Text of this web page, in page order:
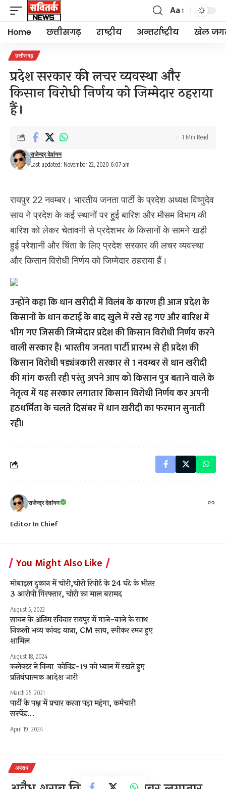
Font
Resizer
Aa
Home छत्तीसगढ़ राष्ट्रीय अन्तर्राष्ट्रीय खेल
छत्तीसगढ़
प्रदेश सरकार की लचर व्यवस्था और
किसान विरोधी निर्णय को जिम्मेदार ठहराया
हैं।
Last updated: November 22, 2020 6:07 am
राजेन्द्र देवांगन
1 Min Read
रायपुर 22 नवम्बर। भारतीय जनता पार्टी के प्रदेश अध्यक्ष विष्णुदेव
साय ने प्रदेश के कई स्थानों पर हुई बारिश और मौसम विभाग की
बारिश को लेकर चेतावनी से प्रदेशभर के किसानों के सामने खड़ी
हुई परेशानी और चिंता के लिए प्रदेश सरकार की लचर व्यवस्था
और किसान विरोधी निर्णय को जिम्मेदार ठहराया हैं।
उन्होंने कहा कि धान खरीदी में विलंब के कारण ही आज प्रदेश के
किसानों के धान कटाई के बाद खुले में रखे रह गए और बारिश में
भीग गए जिसकी जिम्मेदार प्रदेश की किसान विरोधी निर्णय करने
वाली सरकार हैं। भारतीय जनता पार्टी प्रारम्भ से ही प्रदेश की
किसान विरोधी षड्यंत्रकारी सरकार से 1 नवम्बर से धान खरीदी
की मांग करती रही परंतु अपने आप को किसान पुत्र बताने वाले के
नेतृत्व में यह सरकार लगातार किसान विरोधी निर्णय कर अपनी
हठधर्मिता के चलते दिसंबर में धान खरीदी का फरमान सुनाती
रही।
राजेन्द्र देवांगन
Editor In Chief
You Might Also Like
मोबाइल दुकान में चोरी,चोरी रिपोर्ट के 24 घंटे के भीतर
3 आरोपी गिरफ्तार, चोरी का माल बरामद
August 5, 2022
सावन के अंतिम रविवार रायपुर में गाजे-बाजे के साथ
निकली भव्य कांवड़ यात्रा, CM साय, स्‍पीकर रमन हुए
शामिल
August 18, 2024
कलेक्टर ने किया कोविड-19 को ध्यान में रखते हुए
प्रतिबंधात्मक आदेश जारी
March 25, 2021
पार्टी के पक्ष में प्रचार करना पड़ा महंगा, कर्मचारी
सस्पेंड…
April 19, 2024
अपराध